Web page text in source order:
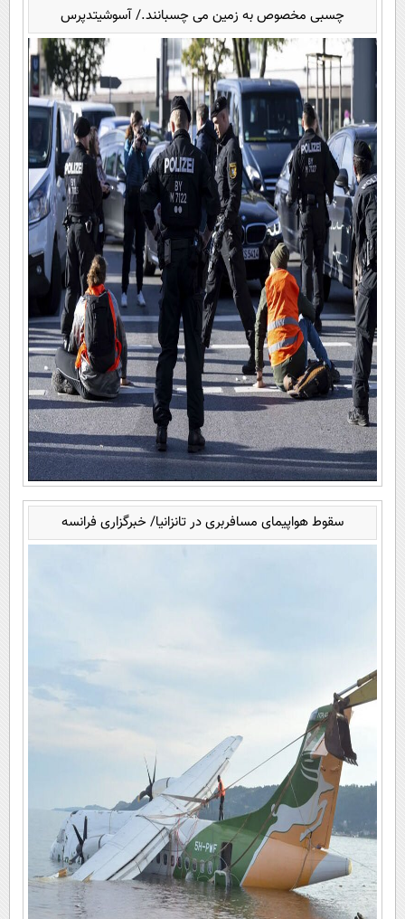
چسبی مخصوص به زمین می چسبانند./ آسوشیتدپرس
سقوط هواپیمای مسافربری در تانزانیا/ خبرگزاری فرانسه